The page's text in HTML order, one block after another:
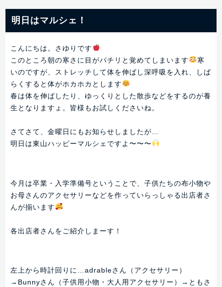
明日はマルシェ！
こんにちは。さゆりです
このところ朝の寒さに目がパチリと覚めてしまいます
寒
いのですが、ストレッチして体を伸ばし深呼吸を入れ、しば
らくすると体がホカホカとします
春は体を伸ばしたり、ゆっくりとした散歩などをするのが養
生となりますょ。皆様もお試しくださいね。
さてさて、金曜日にもお知らせしましたが…
明日は東山ハッピーマルシェですよ〜〜〜
今月は卒業・入学準備号ということで、子供たちの布小物や
お母さんのアクセサリーなどを作っていらっしゃる出店者さ
んが揃います
各出店者さんをご紹介しまーす！
左上から時計回りに…adrableさん（アクセサリー）
→Bunnyさん（子供用小物・大人用アクセサリー）→ともさ